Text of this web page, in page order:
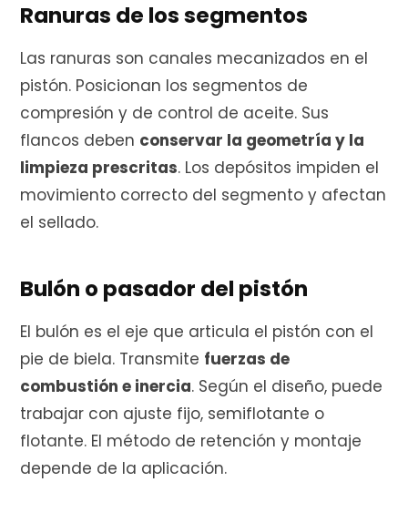
Ranuras de los segmentos
Las ranuras son canales mecanizados en el
pistón. Posicionan los segmentos de
compresión y de control de aceite. Sus
flancos deben conservar la geometría y la
limpieza prescritas. Los depósitos impiden el
movimiento correcto del segmento y afectan
el sellado.
Bulón o pasador del pistón
El bulón es el eje que articula el pistón con el
pie de biela. Transmite fuerzas de
combustión e inercia. Según el diseño, puede
trabajar con ajuste fijo, semiflotante o
flotante. El método de retención y montaje
depende de la aplicación.